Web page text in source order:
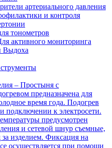
артериального давления
и контроля
тонометров
активного мониторинга
Выдоха
– Простыня с
предназначена для
время года. Подогрев
подключении к электросети.
предусмотрен
и сетевой шнур съемные,
за изделием. Фиксация на
осуществляется при помощи